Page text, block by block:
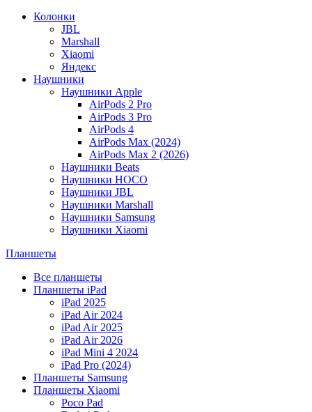
Колонки
JBL
Marshall
Xiaomi
Яндекс
Наушники
Наушники Apple
AirPods 2 Pro
AirPods 3 Pro
AirPods 4
AirPods Max (2024)
AirPods Max 2 (2026)
Наушники Beats
Наушники HOCO
Наушники JBL
Наушники Marshall
Наушники Samsung
Наушники Xiaomi
Планшеты
Все планшеты
Планшеты iPad
iPad 2025
iPad Air 2024
iPad Air 2025
iPad Air 2026
iPad Mini 4 2024
iPad Pro (2024)
Планшеты Samsung
Планшеты Xiaomi
Poco Pad